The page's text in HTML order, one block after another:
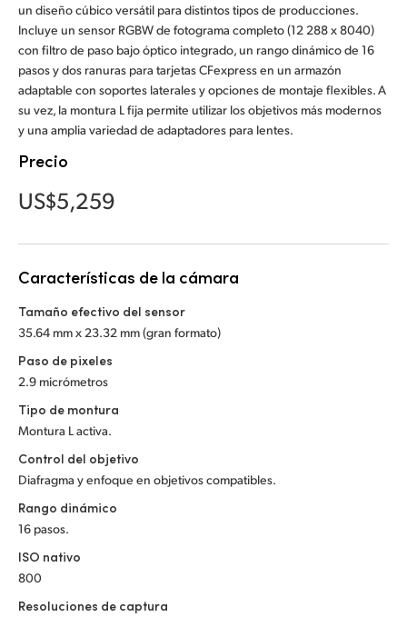
India
Italy
Japan
Korea
Malaysia
Netherlands
New Zealand
Norway
Poland
Portugal
South Africa
Sweden
Chinese Taipei
un diseño cúbico versátil para distintos tipos de producciones.
Incluye un sensor RGBW de fotograma completo (12 288 x 8040)
con filtro de paso bajo óptico integrado, un rango dinámico de 16
pasos y dos ranuras para tarjetas CFexpress en un armazón
adaptable con soportes laterales y opciones de montaje flexibles. A
su vez, la montura L fija permite utilizar los objetivos más modernos
y una amplia variedad de adaptadores para lentes.
Precio
US$5,259
Características de la cámara
Tamaño efectivo del sensor
35.64 mm x 23.32 mm (gran formato)
Paso de pixeles
2.9 micrómetros
Tipo de montura
Montura L activa.
Control del objetivo
Diafragma y enfoque en objetivos compatibles.
Rango dinámico
16 pasos.
ISO nativo
800
Resoluciones de captura